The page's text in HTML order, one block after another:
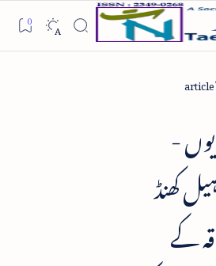
article
-
کھنڈ
کے